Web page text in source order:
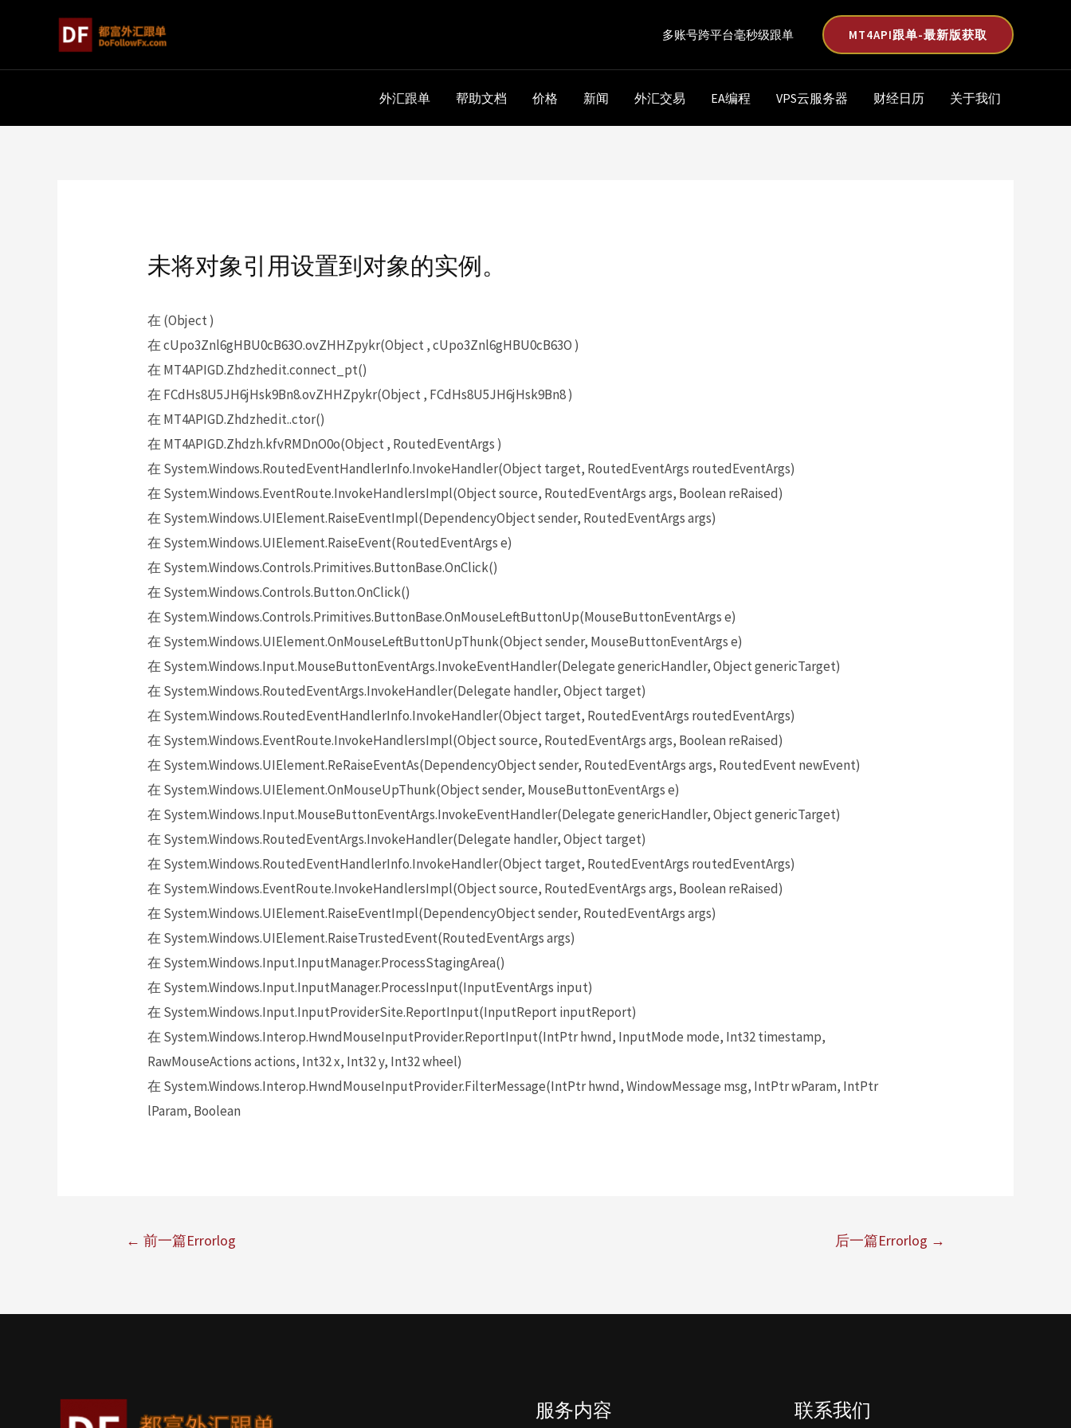
多账号跨平台毫秒级跟单 MT4API跟单-最新版获取
外汇跟单 帮助文档 价格 新闻 外汇交易 EA编程 VPS云服务器 财经日历 关于我们
未将对象引用设置到对象的实例。
在 (Object )
在 cUpo3Znl6gHBU0cB63O.ovZHHZpykr(Object , cUpo3Znl6gHBU0cB63O )
在 MT4APIGD.Zhdzhedit.connect_pt()
在 FCdHs8U5JH6jHsk9Bn8.ovZHHZpykr(Object , FCdHs8U5JH6jHsk9Bn8 )
在 MT4APIGD.Zhdzhedit..ctor()
在 MT4APIGD.Zhdzh.kfvRMDnO0o(Object , RoutedEventArgs )
在 System.Windows.RoutedEventHandlerInfo.InvokeHandler(Object target, RoutedEventArgs routedEventArgs)
在 System.Windows.EventRoute.InvokeHandlersImpl(Object source, RoutedEventArgs args, Boolean reRaised)
在 System.Windows.UIElement.RaiseEventImpl(DependencyObject sender, RoutedEventArgs args)
在 System.Windows.UIElement.RaiseEvent(RoutedEventArgs e)
在 System.Windows.Controls.Primitives.ButtonBase.OnClick()
在 System.Windows.Controls.Button.OnClick()
在 System.Windows.Controls.Primitives.ButtonBase.OnMouseLeftButtonUp(MouseButtonEventArgs e)
在 System.Windows.UIElement.OnMouseLeftButtonUpThunk(Object sender, MouseButtonEventArgs e)
在 System.Windows.Input.MouseButtonEventArgs.InvokeEventHandler(Delegate genericHandler, Object genericTarget)
在 System.Windows.RoutedEventArgs.InvokeHandler(Delegate handler, Object target)
在 System.Windows.RoutedEventHandlerInfo.InvokeHandler(Object target, RoutedEventArgs routedEventArgs)
在 System.Windows.EventRoute.InvokeHandlersImpl(Object source, RoutedEventArgs args, Boolean reRaised)
在 System.Windows.UIElement.ReRaiseEventAs(DependencyObject sender, RoutedEventArgs args, RoutedEvent newEvent)
在 System.Windows.UIElement.OnMouseUpThunk(Object sender, MouseButtonEventArgs e)
在 System.Windows.Input.MouseButtonEventArgs.InvokeEventHandler(Delegate genericHandler, Object genericTarget)
在 System.Windows.RoutedEventArgs.InvokeHandler(Delegate handler, Object target)
在 System.Windows.RoutedEventHandlerInfo.InvokeHandler(Object target, RoutedEventArgs routedEventArgs)
在 System.Windows.EventRoute.InvokeHandlersImpl(Object source, RoutedEventArgs args, Boolean reRaised)
在 System.Windows.UIElement.RaiseEventImpl(DependencyObject sender, RoutedEventArgs args)
在 System.Windows.UIElement.RaiseTrustedEvent(RoutedEventArgs args)
在 System.Windows.Input.InputManager.ProcessStagingArea()
在 System.Windows.Input.InputManager.ProcessInput(InputEventArgs input)
在 System.Windows.Input.InputProviderSite.ReportInput(InputReport inputReport)
在 System.Windows.Interop.HwndMouseInputProvider.ReportInput(IntPtr hwnd, InputMode mode, Int32 timestamp,
RawMouseActions actions, Int32 x, Int32 y, Int32 wheel)
在 System.Windows.Interop.HwndMouseInputProvider.FilterMessage(IntPtr hwnd, WindowMessage msg, IntPtr wParam, IntPtr
lParam, Boolean
← 前一篇Errorlog 后一篇Errorlog →
服务内容 联系我们